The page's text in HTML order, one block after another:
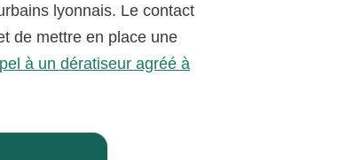
lyonnais. Le contact
de mettre en place une
à un dératiseur agréé à